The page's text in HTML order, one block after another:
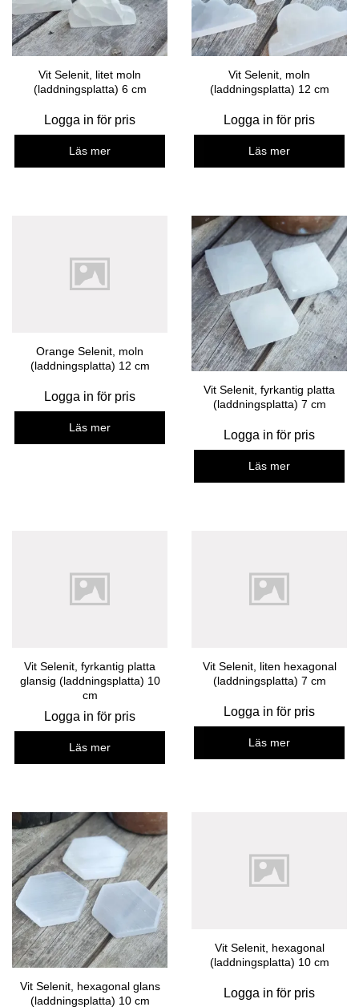
Vit Selenit, litet moln
(laddningsplatta) 6 cm
Logga in för pris
Läs mer
Vit Selenit, moln
(laddningsplatta) 12 cm
Logga in för pris
Läs mer
Orange Selenit, moln
(laddningsplatta) 12 cm
Logga in för pris
Läs mer
Vit Selenit, fyrkantig platta
(laddningsplatta) 7 cm
Logga in för pris
Läs mer
Vit Selenit, fyrkantig platta
glansig (laddningsplatta) 10
cm
Logga in för pris
Läs mer
Vit Selenit, liten hexagonal
(laddningsplatta) 7 cm
Logga in för pris
Läs mer
Vit Selenit, hexagonal glans
(laddningsplatta) 10 cm
Vit Selenit, hexagonal
(laddningsplatta) 10 cm
Logga in för pris